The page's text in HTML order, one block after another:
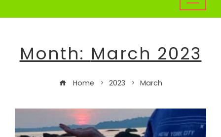
Month: March 2023
Home 2023 March